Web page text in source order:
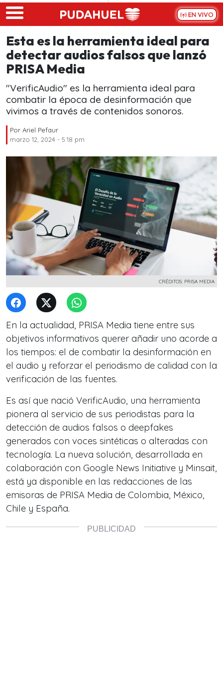
Skip to main content
EN VIVO
Esta es la herramienta ideal para
detectar audios falsos que lanzó
PRISA Media
"VerificAudio" es la herramienta ideal para
combatir la época de desinformación que
vivimos a través de contenidos sonoros.
Por Ariel Pefaur
marzo 12, 2024 - 5:18 pm
CRÉDITOS: PRISA MEDIA
En la actualidad, PRISA Media tiene entre sus
objetivos informativos querer añadir uno acorde a
los tiempos: el de combatir la desinformación en
el audio y reforzar el periodismo de calidad con la
verificación de las fuentes.
Es así que nació VerificAudio, una herramienta
pionera al servicio de sus periodistas para la
detección de audios falsos o deepfakes
generados con voces sintéticas o alteradas con
tecnología. La nueva solución, desarrollada en
colaboración con Google News Initiative y Minsait,
está ya disponible en las redacciones de las
emisoras de PRISA Media de Colombia, México,
Chile y España.